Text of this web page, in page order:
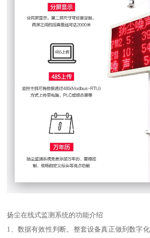
扬尘在线式监测系统的功能介绍
1、数据有效性判断。整套设备真正做到数字